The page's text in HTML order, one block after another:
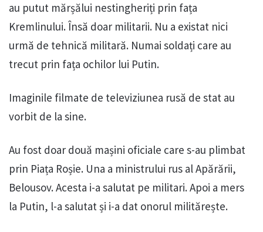
au putut mărșălui nestingheriți prin fața
Kremlinului. Însă doar militarii. Nu a existat nici
urmă de tehnică militară. Numai soldați care au
trecut prin fața ochilor lui Putin.
Imaginile filmate de televiziunea rusă de stat au
vorbit de la sine.
Au fost doar două mașini oficiale care s-au plimbat
prin Piața Roșie. Una a ministrului rus al Apărării,
Belousov. Acesta i-a salutat pe militari. Apoi a mers
la Putin, l-a salutat și i-a dat onorul militărește.